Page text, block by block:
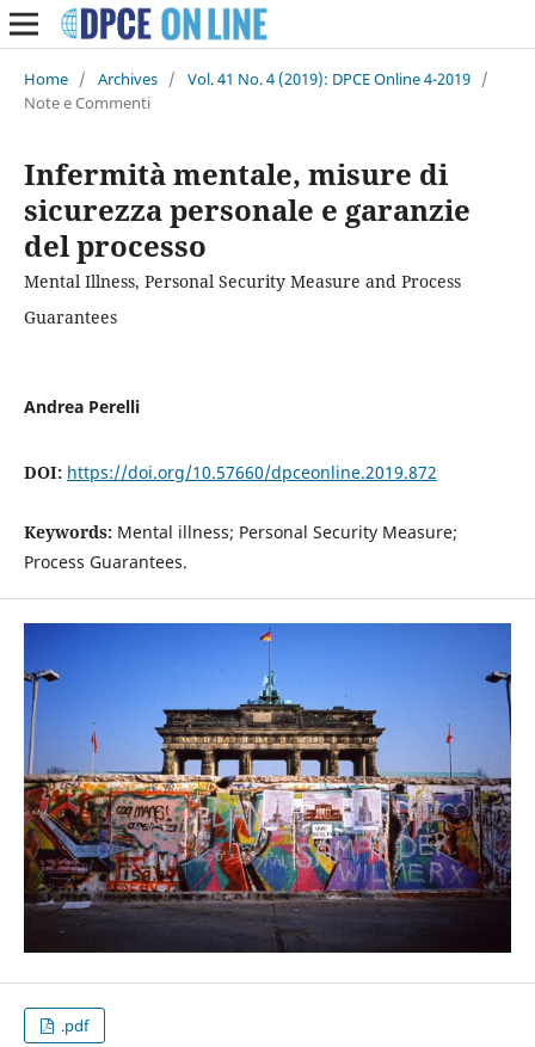
Home / Archives / Vol. 41 No. 4 (2019): DPCE Online 4-2019 /
Note e Commenti
Infermità mentale, misure di
sicurezza personale e garanzie
del processo
Mental Illness, Personal Security Measure and Process
Guarantees
Andrea Perelli
DOI: https://doi.org/10.57660/dpceonline.2019.872
Keywords: Mental illness; Personal Security Measure;
Process Guarantees.
.pdf